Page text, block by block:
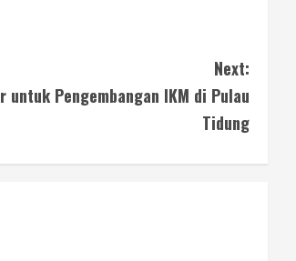
Next:
untuk Pengembangan IKM di Pulau
Tidung